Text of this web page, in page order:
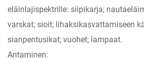
eläinlajispektrille: siipikarja;
varskat; sioit; lihaksikasvattamiseen
sianpentusikat; vuohet; lampaat.
Antaminen: